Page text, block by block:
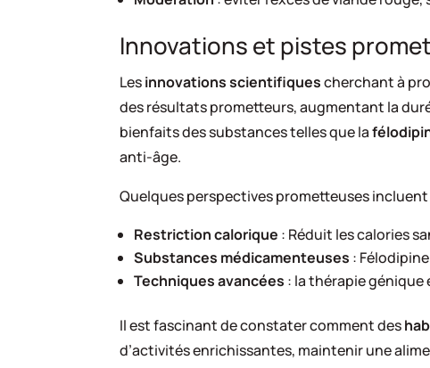
Innovations et pistes
Lesinnovations scientifiquescherchant à
des résultats prometteurs, augmentant la
bienfaits des substances telles que la
anti-âge.
Quelques perspectives prometteuses incluent
Restriction calorique : Réduit les calories
Substances médicamenteuses :
Techniques avancées : la thérapie génique
Il est fascinant de constater comment des
d’activités enrichissantes, maintenir une